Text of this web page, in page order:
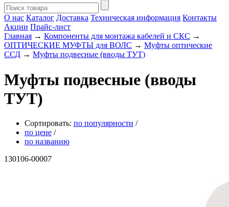
О нас Каталог Доставка Техническая информация Контакты
Акции Прайс-лист
Главная → Компоненты для монтажа кабелей и СКС →
ОПТИЧЕСКИЕ МУФТЫ для ВОЛС → Муфты оптические
ССД → Муфты подвесные (вводы ТУТ)
Муфты подвесные (вводы
ТУТ)
Сортировать: по популярности /
по цене /
по названию
130106-00007